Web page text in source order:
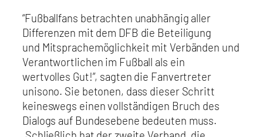
“Fußballfans betrachten unabhängig aller
Differenzen mit dem DFB die Beteiligung
und Mitsprachemöglichkeit mit Verbänden und
Verantwortlichen im Fußball als ein
wertvolles Gut!”, sagten die Fanvertreter
unisono. Sie betonen, dass dieser Schritt
keineswegs einen vollständigen Bruch des
Dialogs auf Bundesebene bedeuten muss.